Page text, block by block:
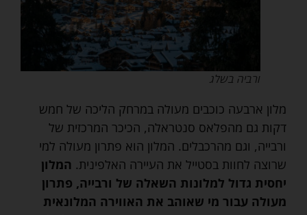
ורביה בשלג
מלון ארבעה כוכבים מעולה במרחק הליכה של חמש
דקות גם מהפלאס סנטראלה, הכיכר המרכזית של
ורבייה, וגם מהרכבלים. המלון הוא פתרון מעולה למי
שרוצה לחוות בסטייל את העיירה האלפינית.המלון
יחסית גדול למלונות השאלה של ורבייה, פתרון
מעולה עבור מי שאוהב את האווירה המלונאית